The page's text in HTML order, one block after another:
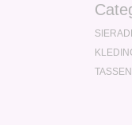
TASSEN